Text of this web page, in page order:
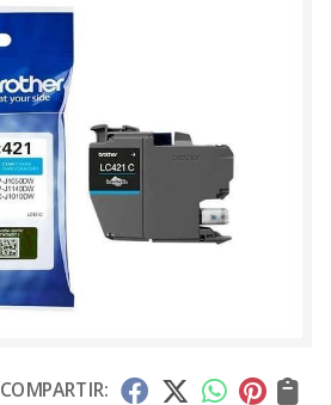
COMPARTIR: